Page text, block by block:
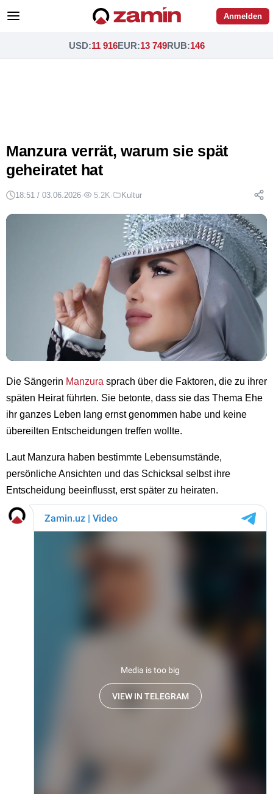
Anmelden
USD:11 916EUR:13 749RUB:146
Manzura verrät, warum sie spät
geheiratet hat
18:51 / 03.06.2026· 5.2K· Kultur
Die Sängerin Manzura sprach über die Faktoren, die zu ihrer
späten Heirat führten. Sie betonte, dass sie das Thema Ehe
ihr ganzes Leben lang ernst genommen habe und keine
übereilten Entscheidungen treffen wollte.
Laut Manzura haben bestimmte Lebensumstände,
persönliche Ansichten und das Schicksal selbst ihre
Entscheidung beeinflusst, erst später zu heiraten.